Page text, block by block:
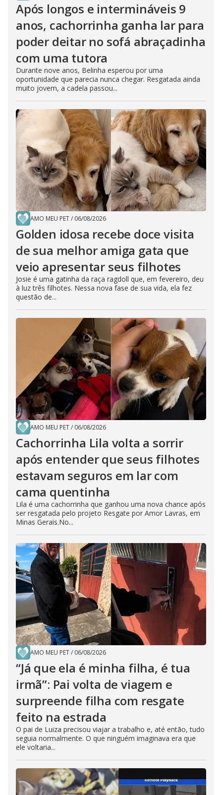
Após longos e intermináveis 9
anos, cachorrinha ganha lar para
poder deitar no sofá abraçadinha
com uma tutora
Durante nove anos, Belinha esperou por uma
oportunidade que parecia nunca chegar. Resgatada ainda
muito jovem, a cadela passou...
AMO MEU PET/ 06/08/2026
Golden idosa recebe doce visita
de sua melhor amiga gata que
veio apresentar seus filhotes
Josie é uma gatinha da raça ragdoll que, em fevereiro, deu
à luz três filhotes. Nessa nova fase de sua vida, ela fez
questão de...
AMO MEU PET/ 06/08/2026
Cachorrinha Lila volta a sorrir
após entender que seus filhotes
estavam seguros em lar com
cama quentinha
Lila é uma cachorrinha que ganhou uma nova chance após
ser resgatada pelo projeto Resgate por Amor Lavras, em
Minas Gerais.No...
AMO MEU PET/ 06/08/2026
“Já que ela é minha filha, é tua
irmã”: Pai volta de viagem e
surpreende filha com resgate
feito na estrada
O pai de Luiza precisou viajar a trabalho e, até então, tudo
seguia normalmente. O que ninguém imaginava era que
ele voltaria...